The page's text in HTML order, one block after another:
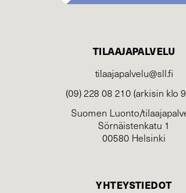
TILAAJAPALVELU
tilaajapalvelu@sll.fi
(09) 228 08 210 (arkisin klo
Suomen Luonto/
Sörnäistenkatu 1
00580 Helsinki
YHTEYSTIEDOT